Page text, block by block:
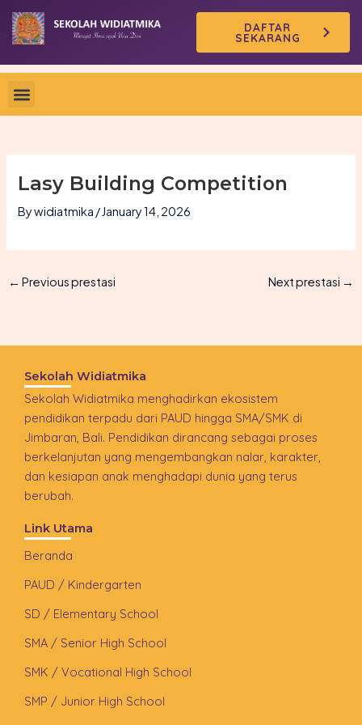
Skip
content
DAFTAR
SEKARANG
Lasy Building Competition
Bywidiatmika /January 14, 2026
← Previous prestasi Next prestasi →
Sekolah Widiatmika
Sekolah Widiatmika menghadirkan ekosistem
pendidikan terpadu dari PAUD hingga SMA/SMK di
Jimbaran, Bali. Pendidikan dirancang sebagai proses
berkelanjutan yang mengembangkan nalar, karakter,
dan kesiapan anak menghadapi dunia yang terus
berubah.
Link Utama
Beranda
PAUD / Kindergarten
SD / Elementary School
SMA / Senior High School
SMK / Vocational High School
SMP / Junior High School